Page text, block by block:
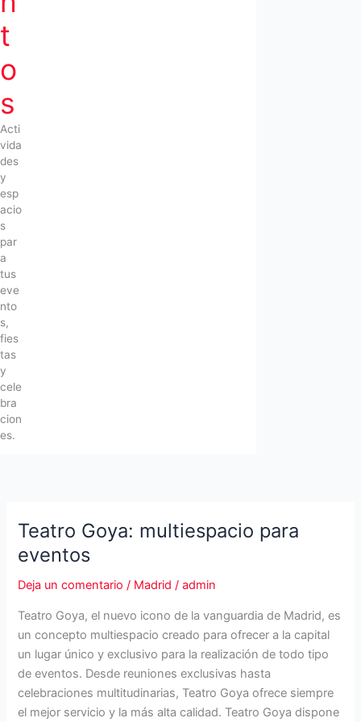
t
o
s
Acti
vida
des
y
esp
acio
s
par
a
tus
eve
nto
s,
fies
tas
y
cele
bra
cion
es.
Teatro Goya: multiespacio para
eventos
Deja un comentario / Madrid /admin
Teatro Goya, el nuevo icono de la vanguardia de Madrid, es
un concepto multiespacio creado para ofrecer a la capital
un lugar único y exclusivo para la realización de todo tipo
de eventos. Desde reuniones exclusivas hasta
celebraciones multitudinarias, Teatro Goya ofrece siempre
el mejor servicio y la más alta calidad. Teatro Goya dispone